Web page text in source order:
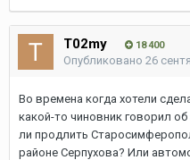
T02my 18 400
Опубликовано 26
Во времена когда хотели
какой-то чиновник говорил
ли продлить
районе Серпухова? Или